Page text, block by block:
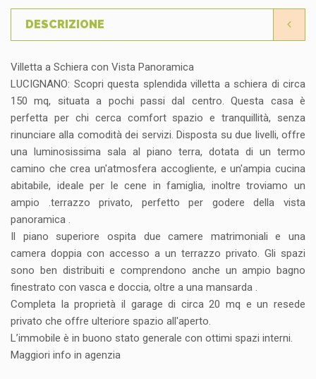
DESCRIZIONE
Villetta a Schiera con Vista Panoramica
LUCIGNANO: Scopri questa splendida villetta a schiera di circa
150 mq, situata a pochi passi dal centro. Questa casa è
perfetta per chi cerca comfort spazio e tranquillità, senza
rinunciare alla comodità dei servizi. Disposta su due livelli, offre
una luminosissima sala al piano terra, dotata di un termo
camino che crea un'atmosfera accogliente, e un'ampia cucina
abitabile, ideale per le cene in famiglia, inoltre troviamo un
ampio .terrazzo privato, perfetto per godere della vista
panoramica .
Il piano superiore ospita due camere matrimoniali e una
camera doppia con accesso a un terrazzo privato. Gli spazi
sono ben distribuiti e comprendono anche un ampio bagno
finestrato con vasca e doccia, oltre a una mansarda .
Completa la proprietà il garage di circa 20 mq e un resede
privato che offre ulteriore spazio all'aperto.
L’immobile è in buono stato generale con ottimi spazi interni.
Maggiori info in agenzia